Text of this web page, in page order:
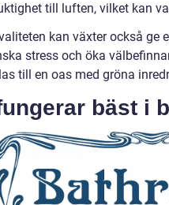
till luften, vilket kan
kan växter också ge
stress och öka
till en oas med gröna
bäst i